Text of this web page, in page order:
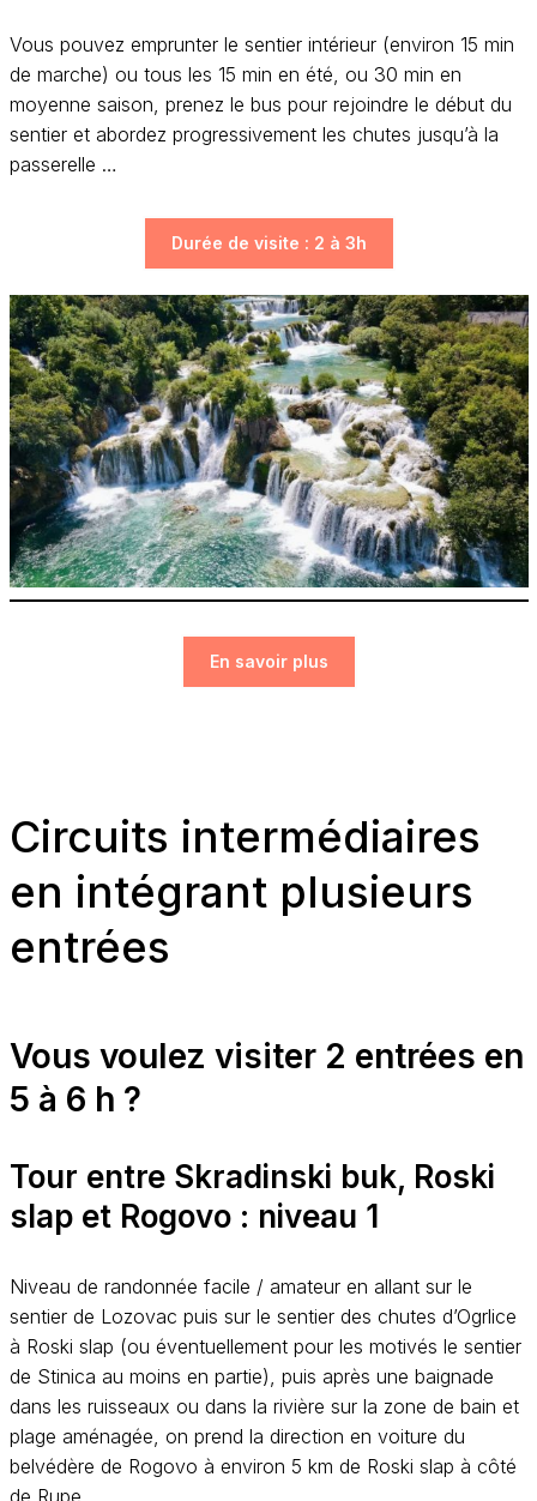
Vous pouvez emprunter le sentier intérieur (environ 15 min
de marche) ou tous les 15 min en été, ou 30 min en
moyenne saison, prenez le bus pour rejoindre le début du
sentier et abordez progressivement les chutes jusqu’à la
passerelle …
Durée de visite : 2 à 3h
En savoir plus
Circuits intermédiaires
en intégrant plusieurs
entrées
Vous voulez visiter 2 entrées en
5 à 6 h ?
Tour entre Skradinski buk, Roski
slap et Rogovo : niveau 1
Niveau de randonnée facile / amateur en allant sur le
sentier de Lozovac puis sur le sentier des chutes d’Ogrlice
à Roski slap (ou éventuellement pour les motivés le sentier
de Stinica au moins en partie), puis après une baignade
dans les ruisseaux ou dans la rivière sur la zone de bain et
plage aménagée, on prend la direction en voiture du
belvédère de Rogovo à environ 5 km de Roski slap à côté